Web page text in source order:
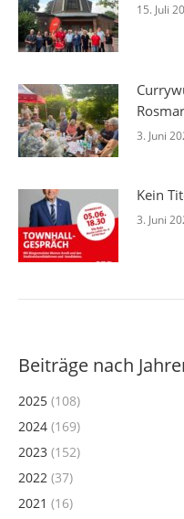
15. Juli
3. Juni
Kein
3. Juni
Beiträge nach
2025 (108)
2024 (169)
2023 (152)
2022 (37)
2021 (16)